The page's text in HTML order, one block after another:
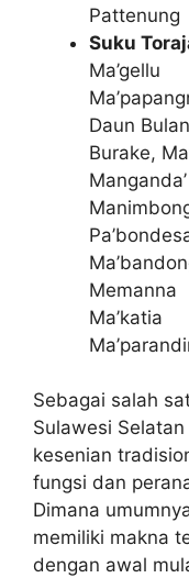
Pattenung
Suku
Ma’gellu
Daun Bulan
Burake,
Manganda’
Memanna
Ma’katia
Sebagai salah
Sulawesi
kesenian
fungsi dan
Dimana
memiliki makna
dengan awal